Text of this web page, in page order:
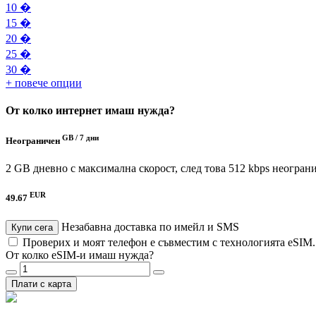
10 �
15 �
20 �
25 �
30 �
+ повече опции
От колко интернет имаш нужда?
Неограничен GB / 7 дни
2 GB дневно с максимална скорост, след това 512 kbps
49.67 EUR
Купи сега
Незабавна доставка по имейл и SMS
Проверих и моят телефон е съвместим с технологията eSIM.
От колко eSIM-и имаш нужда?
Плати с карта